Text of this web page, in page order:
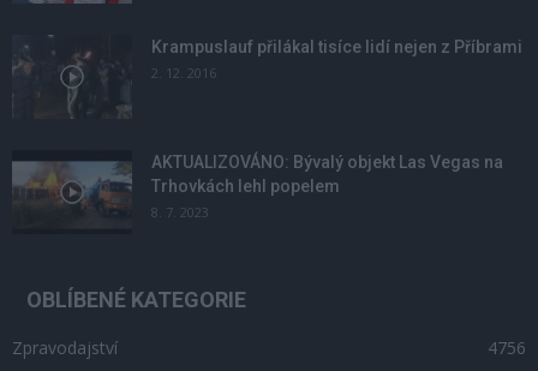
Krampuslauf přilákal tisíce lidí nejen z Příbrami
2. 12. 2016
AKTUALIZOVÁNO: Bývalý objekt Las Vegas na
Trhovkách lehl popelem
8. 7. 2023
OBLÍBENÉ KATEGORIE
Zpravodajství
4756